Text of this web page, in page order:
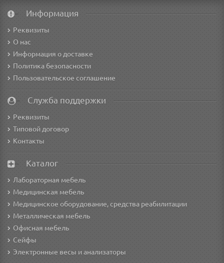
Информация
Реквизиты
О нас
Информация о доставке
Политика безопасности
Пользовательское соглашение
Служба поддержки
Реквизиты
Типовой договор
Контакты
Каталог
Лабораторная мебель
Медицинская мебель
Медицинское оборудование, средства реабилитации
Металлическая мебель
Офисная мебель
Сейфы
Электронные весы и анализаторы